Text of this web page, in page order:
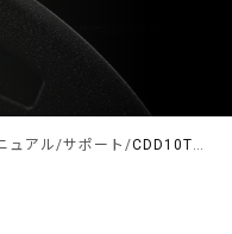
ュアル/サポート /CDD10TX-WR